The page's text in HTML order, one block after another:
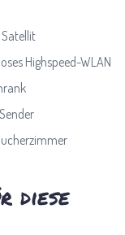
Highspeed-WLAN
diese